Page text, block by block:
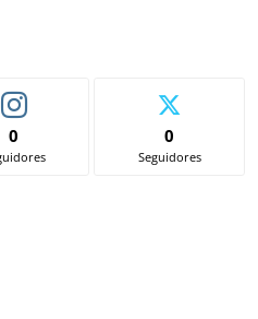
0 0
Seguidores